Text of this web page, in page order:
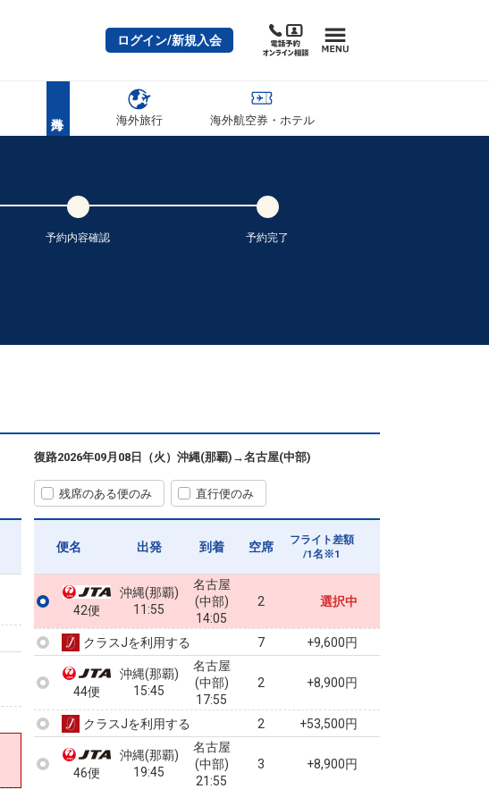
ログイン/新規入会
海外旅行 海外航空券・ホテル
予約内容確認 予約完了
復路2026年09月08日（火） 沖縄(那覇) →名古屋(中部)
残席のある便のみ 直行便のみ
便名 出発 到着 空席
フライト差額
/1名※1
42便
沖縄(那覇)
11:55
名古屋
(中部)
14:05
2 選択中
クラスJを利用する 7 +9,600円
44便
沖縄(那覇)
15:45
名古屋
(中部)
17:55
2 +8,900円
クラスJを利用する 2 +53,500円
46便
沖縄(那覇)
19:45
名古屋
(中部)
21:55
3 +8,900円